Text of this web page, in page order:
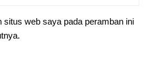
situs web saya pada peramban ini